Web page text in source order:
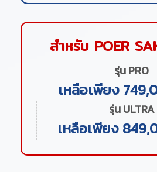
สำหรับ POER
รุ่น PRO
เหลือเพียง
รุ่น ULTRA
เหลือเพียง